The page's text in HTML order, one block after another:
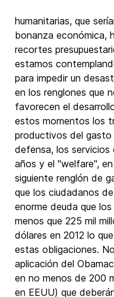
humanitarias, que
bonanza económica,
recortes
estamos
para impedir un
en los renglones que
favorecen el
estos momentos los
productivos del gasto
defensa, los servicios
años y el "welfare",
siguiente renglón de
que los ciudadanos
enorme deuda que
menos que 225 mil
dólares en 2012 lo
estas obligaciones.
aplicación del
en no menos de 200
en EEUU) que